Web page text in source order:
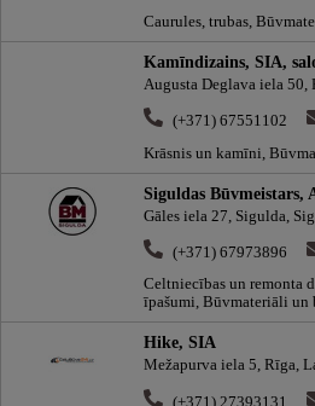
Caurules, trubas,
Kamīndizains, SIA,
Augusta Deglava iela 50,
(+371) 67551102
Krāsnis un kamīni,
Siguldas Būvmeistars,
Gāles iela 27, Sigulda,
(+371) 67973896
Celtniecības un remonta
īpašumi, Būvmateriāli un
Hike, SIA
Mežapurva iela 5, Rīga,
(+371) 27393131